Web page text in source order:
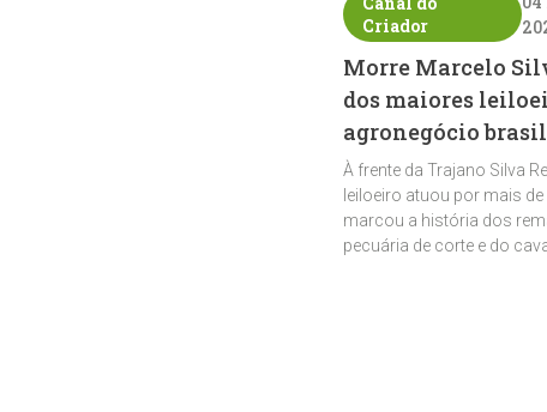
Criador
Morre Marcelo
dos maiores
agronegócio
À frente da Trajano Silva
leiloeiro atuou por mais
marcou a história dos
pecuária de corte e do